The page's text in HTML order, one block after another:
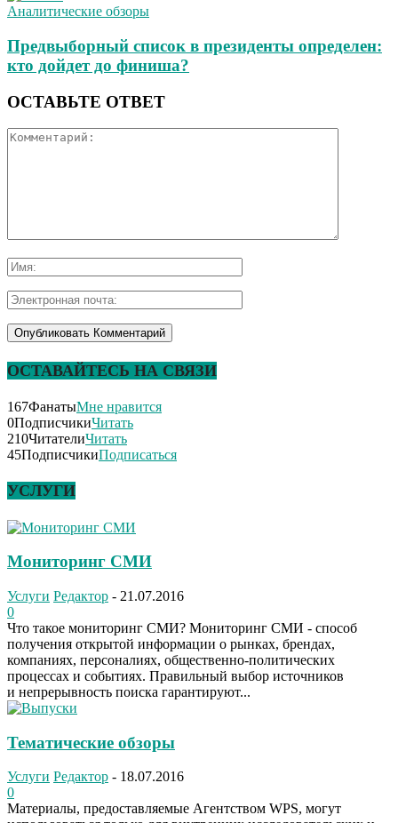
Аналитические обзоры
Предвыборный список в президенты определен:
кто дойдет до финиша?
ОСТАВЬТЕ ОТВЕТ
ОСТАВАЙТЕСЬ НА СВЯЗИ
167ФанатыМне нравится
0ПодписчикиЧитать
210ЧитателиЧитать
45ПодписчикиПодписаться
УСЛУГИ
Мониторинг СМИ
Услуги Редактор - 21.07.2016
0
Что такое мониторинг СМИ? Мониторинг СМИ - способ
получения открытой информации о рынках, брендах,
компаниях, персоналиях, общественно-политических
процессах и событиях. Правильный выбор источников
и непрерывность поиска гарантируют...
Тематические обзоры
Услуги Редактор - 18.07.2016
0
Материалы, предоставляемые Агентством WPS, могут